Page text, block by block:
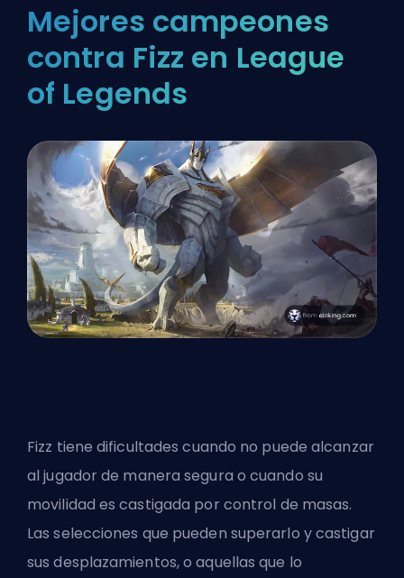
Mejores campeones
contra Fizz en League
of Legends
Fizz tiene dificultades cuando no puede alcanzar
al jugador de manera segura o cuando su
movilidad es castigada por control de masas.
Las selecciones que pueden superarlo y castigar
sus desplazamientos, o aquellas que lo